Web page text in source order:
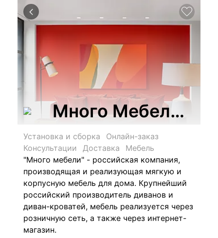
Много Мебели,
Установка и сборка
Онлайн-заказ
Консультации
Доставка
Мебель
"Много мебели" - российская компания,
производящая и реализующая мягкую и
корпусную мебель для дома. Крупнейший
российский производитель диванов и
диван-кроватей, мебель реализуется через
розничную сеть, а также через интернет-
магазин.